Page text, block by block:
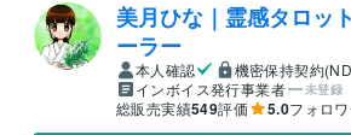
美月ひな｜霊感タロッ
ーラー
本人確認
機密保持契約
インボイス発行事業者
未登録
総販売実績549評価 5.0フォロ